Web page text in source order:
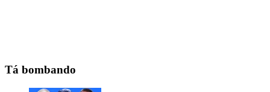
Tá bombando